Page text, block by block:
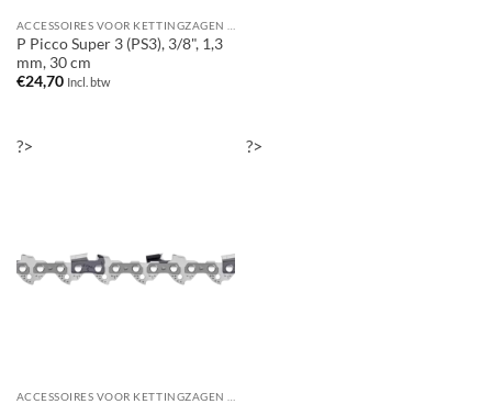
P Picco Super 3 (PS3), 3/8", 1,3
mm, 30 cm
€24,70 Incl. btw
?> ?>